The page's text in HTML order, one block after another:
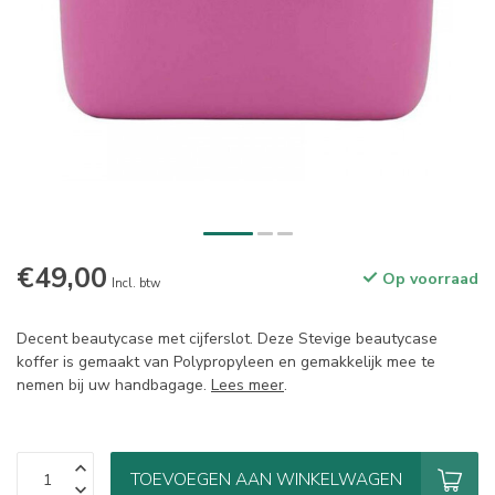
€49,00 Incl. btw Op voorraad
Decent beautycase met cijferslot. Deze Stevige beautycase
koffer is gemaakt van Polypropyleen en gemakkelijk mee te
nemen bij uw handbagage. Lees meer.
TOEVOEGEN AAN WINKELWAGEN